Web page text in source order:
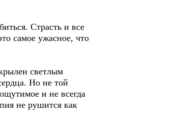
Страсть и все
самое ужасное, что
светлым
Но не той
и не всегда
не рушится как